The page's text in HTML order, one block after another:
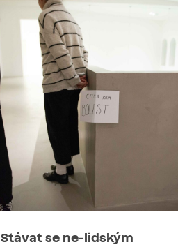
Stávat se ne-lidským